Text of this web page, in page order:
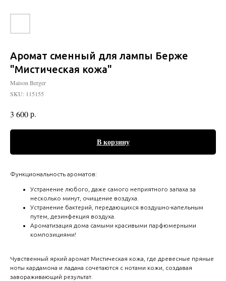
Аромат сменный для лампы Берже
"Мистическая кожа"
Maison Berger
SKU: 115155
3 600р.
В корзину
Функциональность ароматов:
Устранение любого, даже самого неприятного запаха за
несколько минут, очищение воздуха.
Устранение бактерий, передающихся воздушно-капельным
путем, дезинфекция воздуха.
Ароматизация дома самыми красивыми парфюмерными
композициями!
Чувственный яркий аромат Мистическая кожа, где древесные пряные
ноты кардамона и ладана сочетаются с нотами кожи, создавая
завораживающий результат.